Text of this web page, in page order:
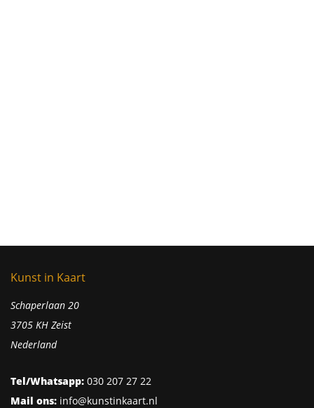
Kunst in Kaart
Schaperlaan 20
3705 KH Zeist
Nederland
Tel/Whatsapp: 030 207 27 22
Mail ons: info@kunstinkaart.nl